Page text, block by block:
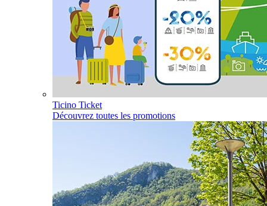
Ticino Ticket
Découvrez toutes les promotions